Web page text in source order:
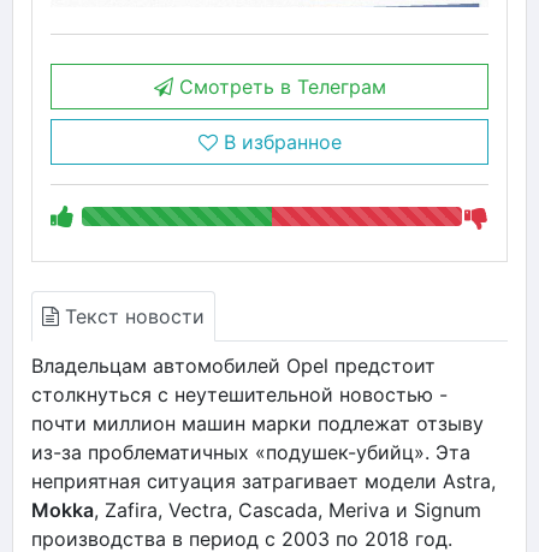
Смотреть в Телеграм
В избранное
Текст новости
Владельцам автомобилей Opel предстоит
столкнуться с неутешительной новостью -
почти миллион машин марки подлежат отзыву
из-за проблематичных «подушек-убийц». Эта
неприятная ситуация затрагивает модели Astra,
Mokka, Zafira, Vectra, Cascada, Meriva и Signum
производства в период с 2003 по 2018 год.